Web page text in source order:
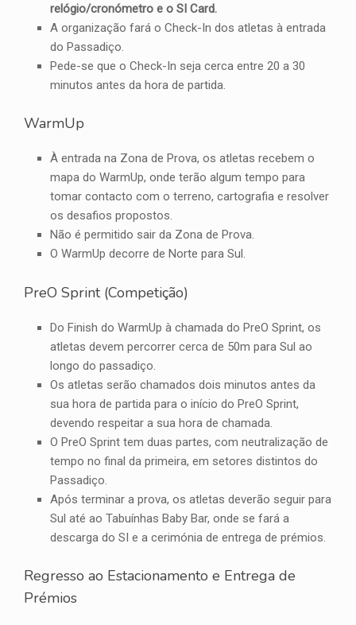
relógio/cronómetro e o SI Card.
A organização fará o Check-In dos atletas à entrada
do Passadiço.
Pede-se que o Check-In seja cerca entre 20 a 30
minutos antes da hora de partida.
WarmUp
À entrada na Zona de Prova, os atletas recebem o
mapa do WarmUp, onde terão algum tempo para
tomar contacto com o terreno, cartografia e resolver
os desafios propostos.
Não é permitido sair da Zona de Prova.
O WarmUp decorre de Norte para Sul.
PreO Sprint (Competição)
Do Finish do WarmUp à chamada do PreO Sprint, os
atletas devem percorrer cerca de 50m para Sul ao
longo do passadiço.
Os atletas serão chamados dois minutos antes da
sua hora de partida para o início do PreO Sprint,
devendo respeitar a sua hora de chamada.
O PreO Sprint tem duas partes, com neutralização de
tempo no final da primeira, em setores distintos do
Passadiço.
Após terminar a prova, os atletas deverão seguir para
Sul até ao Tabuínhas Baby Bar, onde se fará a
descarga do SI e a cerimónia de entrega de prémios.
Regresso ao Estacionamento e Entrega de
Prémios